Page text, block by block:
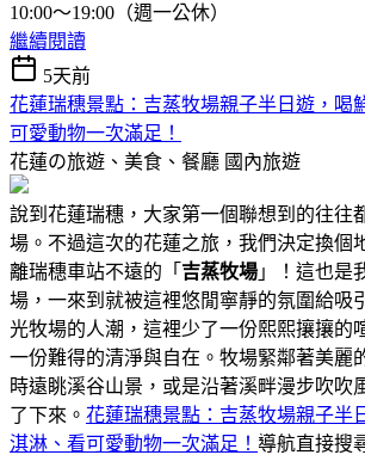
10:00～19:00（週一公休）
繼續閱讀
5天前
花蓮瑞穗景點：吉蒸牧場親子半日遊，喝
可愛動物一次滿足！
花蓮の旅遊、美食、餐廳 國內旅遊
說到花蓮瑞穗，大家第一個聯想到的往往
場。不過這次的花蓮之旅，我們決定換個
離瑞穗車站不遠的「 吉蒸牧場 」！這也是
場，一來到就被這裡悠閒寧靜的氛圍給吸
光牧場的人潮，這裡少了一份熙熙攘攘的
一份難得的清淨與自在。牧場緊鄰著美麗
時遠眺溪谷山景，或是沿著溪畔漫步吹吹
了下來。 花蓮瑞穗景點：吉蒸牧場親子半
淇淋、看可愛動物一次滿足！ 導航直接搜